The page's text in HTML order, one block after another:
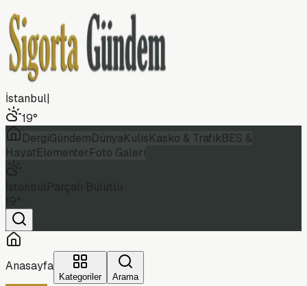
İstanbul|
19°
DergiGündemDünyaKulisKasko & TrafikBES &
HayatElementerFoto Galeri
Anasayfa
Kategoriler Arama